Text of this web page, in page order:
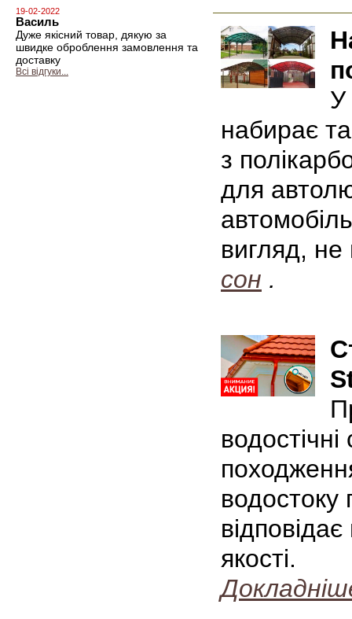
19-02-2022
Василь
Дуже якісний товар, дякую за
швидке оброблення замовлення та
доставку
Всі відгуки...
У
набирає
з
для
вигляд, не
сон .
водостоку
якості.